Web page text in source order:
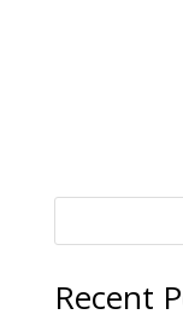
Recent